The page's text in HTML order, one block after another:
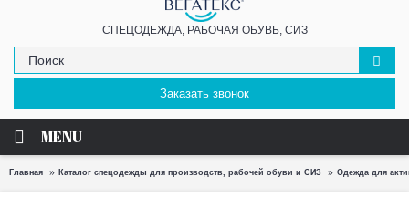
СПЕЦОДЕЖДА, РАБОЧАЯ ОБУВЬ, СИЗ
Заказать звонок
MENU
Главная Каталог спецодежды для производств, рабочей обуви и СИЗ Одежда для